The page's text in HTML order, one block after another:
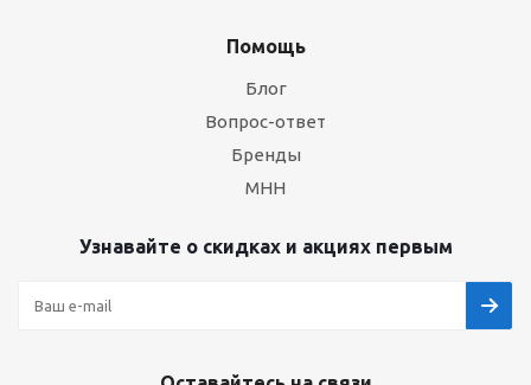
Помощь
Блог
Вопрос-ответ
Бренды
МНН
Узнавайте о скидках и акциях первым